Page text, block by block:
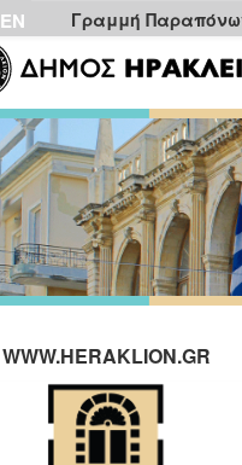
EN Γραμμή
WWW.HERAKLION.GR